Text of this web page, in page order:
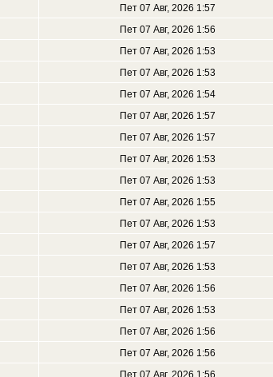
Пет 07 Авг, 2026 1:57
Пет 07 Авг, 2026 1:56
Пет 07 Авг, 2026 1:53
Пет 07 Авг, 2026 1:53
Пет 07 Авг, 2026 1:54
Пет 07 Авг, 2026 1:57
Пет 07 Авг, 2026 1:57
Пет 07 Авг, 2026 1:53
Пет 07 Авг, 2026 1:53
Пет 07 Авг, 2026 1:55
Пет 07 Авг, 2026 1:53
Пет 07 Авг, 2026 1:57
Пет 07 Авг, 2026 1:53
Пет 07 Авг, 2026 1:56
Пет 07 Авг, 2026 1:53
Пет 07 Авг, 2026 1:56
Пет 07 Авг, 2026 1:56
Пет 07 Авг, 2026 1:56